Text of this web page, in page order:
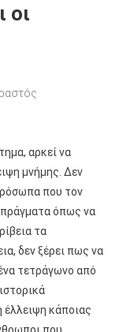
οι
αρκεί να
μνήμης. Δεν
που τον
πράγματα όπως να
τα
δεν ξέρει πως να
τετράγωνο από
έλλειψη κάποιας